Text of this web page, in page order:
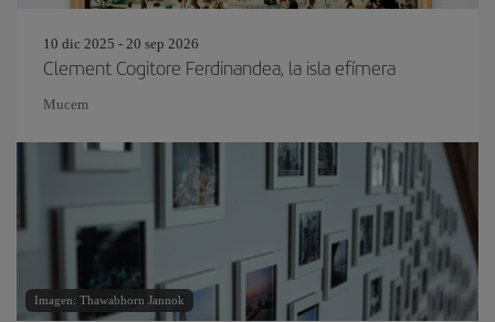
10 dic 2025 - 20 sep 2026
Clement Cogitore Ferdinandea, la isla efímera
Mucem
Imagen: Thawabhorn Jannok